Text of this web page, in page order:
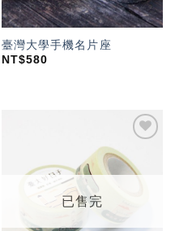
臺灣大學手機名片座
NT$580
「願
望輕
已售完